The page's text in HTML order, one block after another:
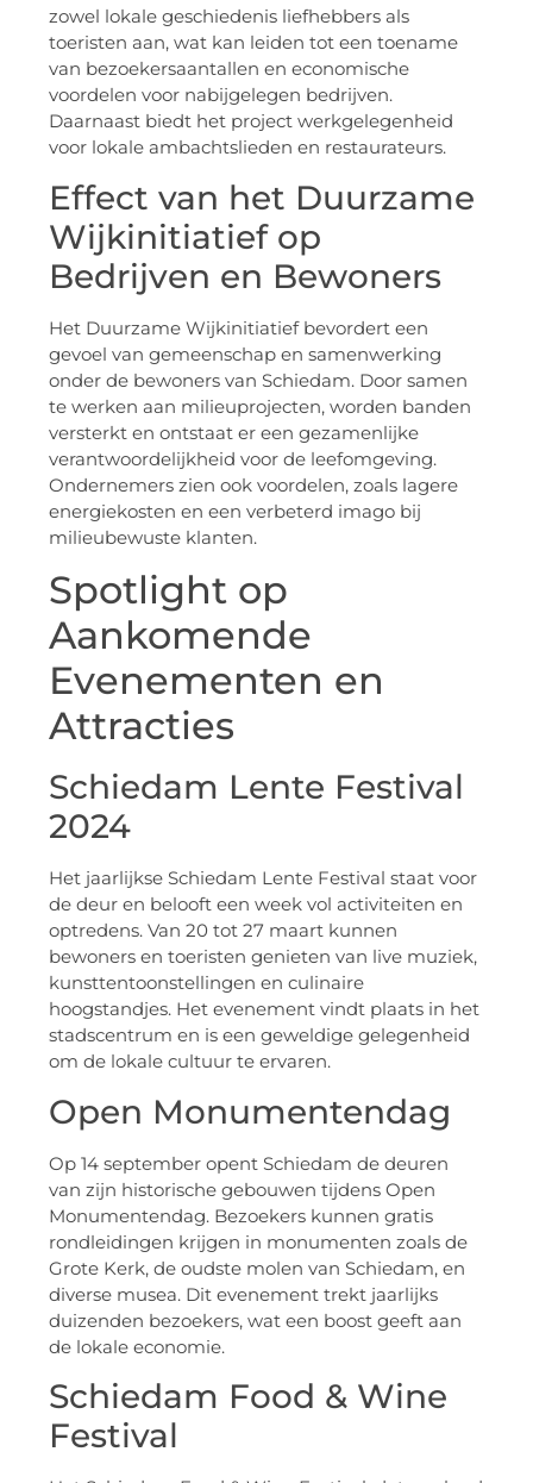
zowel lokale geschiedenis liefhebbers als
toeristen aan, wat kan leiden tot een toename
van bezoekersaantallen en economische
voordelen voor nabijgelegen bedrijven.
Daarnaast biedt het project werkgelegenheid
voor lokale ambachtslieden en restaurateurs.
Effect van het Duurzame
Wijkinitiatief op
Bedrijven en Bewoners
Het Duurzame Wijkinitiatief bevordert een
gevoel van gemeenschap en samenwerking
onder de bewoners van Schiedam. Door samen
te werken aan milieuprojecten, worden banden
versterkt en ontstaat er een gezamenlijke
verantwoordelijkheid voor de leefomgeving.
Ondernemers zien ook voordelen, zoals lagere
energiekosten en een verbeterd imago bij
milieubewuste klanten.
Spotlight op
Aankomende
Evenementen en
Attracties
Schiedam Lente Festival
2024
Het jaarlijkse Schiedam Lente Festival staat voor
de deur en belooft een week vol activiteiten en
optredens. Van 20 tot 27 maart kunnen
bewoners en toeristen genieten van live muziek,
kunsttentoonstellingen en culinaire
hoogstandjes. Het evenement vindt plaats in het
stadscentrum en is een geweldige gelegenheid
om de lokale cultuur te ervaren.
Open Monumentendag
Op 14 september opent Schiedam de deuren
van zijn historische gebouwen tijdens Open
Monumentendag. Bezoekers kunnen gratis
rondleidingen krijgen in monumenten zoals de
Grote Kerk, de oudste molen van Schiedam, en
diverse musea. Dit evenement trekt jaarlijks
duizenden bezoekers, wat een boost geeft aan
de lokale economie.
Schiedam Food & Wine
Festival